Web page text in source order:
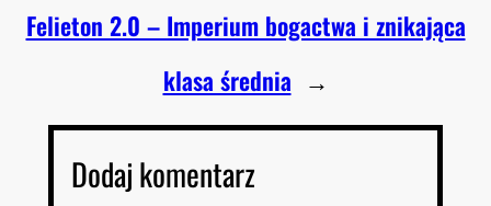
Felieton 2.0 – Imperium bogactwa i znikająca
klasa średnia →
Dodaj komentarz